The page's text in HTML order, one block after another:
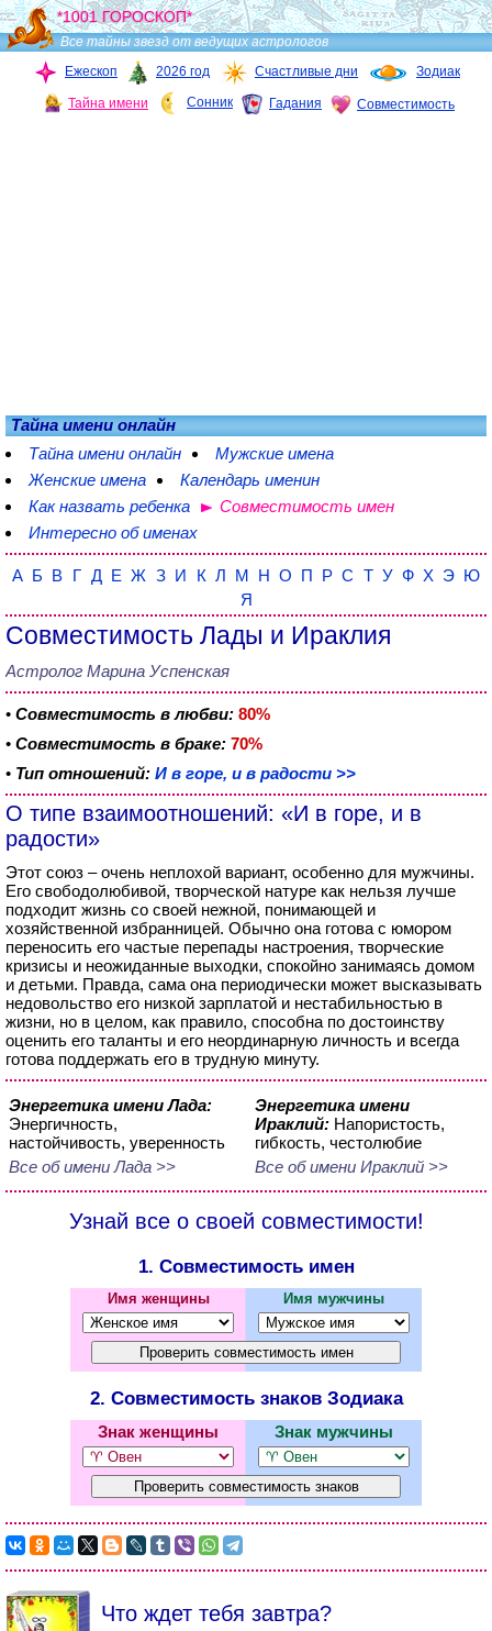
*1001 ГОРОСКОП*
Все тайны звезд от ведущих астрологов
Ежескоп
2026 год Счастливые дни Зодиак
Тайна имени Сонник Гадания Совместимость
Тайна имени онлайн
Тайна имени онлайн
Мужские имена
Женские имена
Календарь именин
Как назвать ребенка
Совместимость имен
Интересно об именах
А Б В Г Д Е Ж З И К Л М Н О П Р С Т У Ф Х Э Ю
Я
Совместимость Лады и Ираклия
Астролог Марина Успенская
• Совместимость в любви: 80%
• Совместимость в браке: 70%
• Тип отношений: И в горе, и в радости >>
О типе взаимоотношений: «И в горе, и в
радости»
Этот союз – очень неплохой вариант, особенно для мужчины.
Его свободолюбивой, творческой натуре как нельзя лучше
подходит жизнь со своей нежной, понимающей и
хозяйственной избранницей. Обычно она готова с юмором
переносить его частые перепады настроения, творческие
кризисы и неожиданные выходки, спокойно занимаясь домом
и детьми. Правда, сама она периодически может высказывать
недовольство его низкой зарплатой и нестабильностью в
жизни, но в целом, как правило, способна по достоинству
оценить его таланты и его неординарную личность и всегда
готова поддержать его в трудную минуту.
Энергетика имени Лада:
Энергичность,
настойчивость, уверенность
Все об имени Лада >>
Энергетика имени
Ираклий: Напористость,
гибкость, честолюбие
Все об имени Ираклий >>
Узнай все о своей совместимости!
1. Совместимость имен
Имя женщины Имя мужчины
2. Совместимость знаков Зодиака
Знак женщины Знак мужчины
Что ждет тебя завтра?